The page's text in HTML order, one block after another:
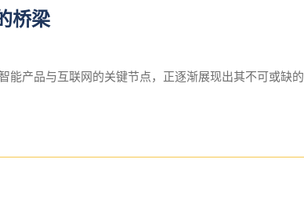
桥梁
能产品与互联网的关键节点，正逐渐展现出其不可或缺的